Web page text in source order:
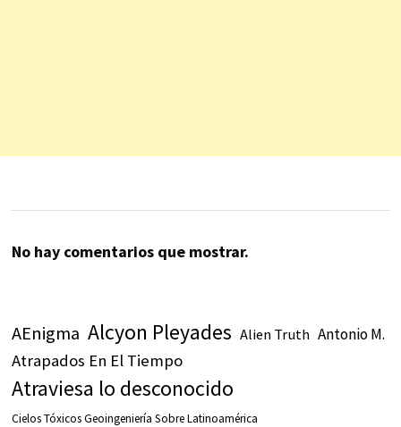
No hay comentarios que mostrar.
AEnigma Alcyon Pleyades Alien Truth Antonio M.
Atrapados En El Tiempo
Atraviesa lo desconocido
Cielos Tóxicos Geoingeniería Sobre Latinoamérica